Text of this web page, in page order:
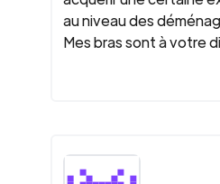
au niveau des
Mes bras sont à votre